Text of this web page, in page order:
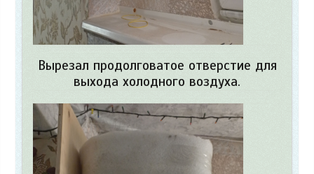
Вырезал продолговатое отверстие для
выхода холодного воздуха.